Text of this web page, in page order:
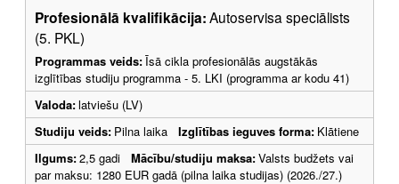
Profesionālā kvalifikācija:Autoservisa speciālists
(5. PKL)
Programmas veids:Īsā cikla profesionālās augstākās
izglītības studiju programma - 5. LKI (programma ar kodu 41)
Valoda:latviešu (LV)
Studiju veids: Pilna laika Izglītības ieguves forma: Klātiene
Ilgums:2,5 gadi Mācību/studiju maksa:Valsts budžets vai
par maksu: 1280 EUR gadā (pilna laika studijas) (2026./27.)